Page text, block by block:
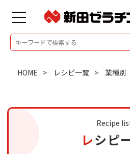
HOME レシピ一覧 業種別
Recipe
レシピ